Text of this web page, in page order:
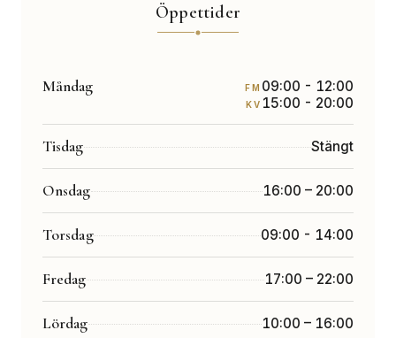
Öppettider
Måndag FM 09:00 - 12:00
KV 15:00 - 20:00
Tisdag Stängt
Onsdag 16:00 – 20:00
Torsdag 09:00 - 14:00
Fredag 17:00 – 22:00
Lördag 10:00 – 16:00